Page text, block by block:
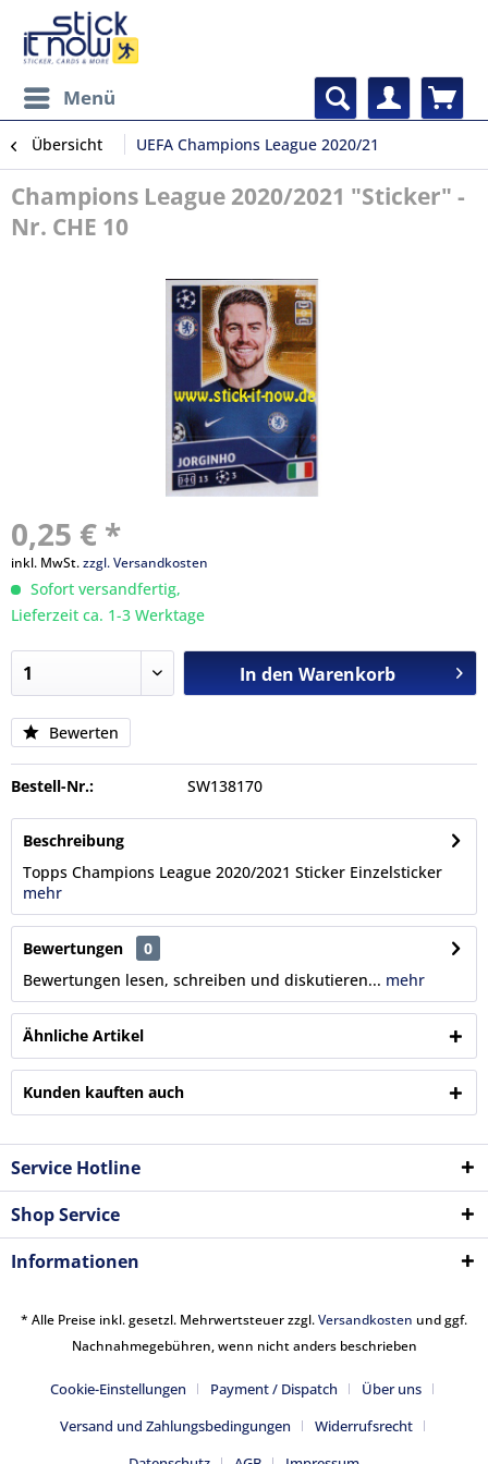
Menü
Übersicht UEFA Champions League 2020/21
Champions League 2020/2021 "Sticker" -
Nr. CHE 10
0,25 € *
inkl. MwSt.zzgl. Versandkosten
Sofort versandfertig,
Lieferzeit ca. 1-3 Werktage
In den Warenkorb
Bewerten
Bestell-Nr.: SW138170
Beschreibung
Topps Champions League 2020/2021 Sticker Einzelsticker
mehr
Bewertungen
0
Bewertungen lesen, schreiben und diskutieren... mehr
Ähnliche Artikel
Kunden kauften auch
Service Hotline
Shop Service
Informationen
* Alle Preise inkl. gesetzl. Mehrwertsteuer zzgl.Versandkosten und ggf.
Nachnahmegebühren, wenn nicht anders beschrieben
Cookie-Einstellungen Payment / Dispatch
Über uns
Versand und Zahlungsbedingungen
Widerrufsrecht